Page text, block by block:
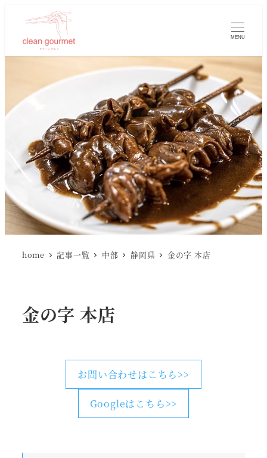
MENU
home 記事一覧 中部 静岡県 金の字 本店
金の字 本店
お問い合わせはこちら>>
Googleはこちら>>